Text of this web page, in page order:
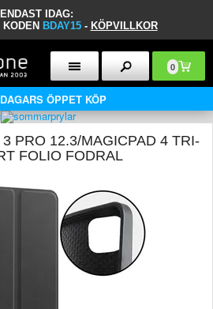
ENDAST IDAG:
BDAY15 - KÖPVILLKOR
0
ÖPPET KÖP
PRO 12.3/MAGICPAD 4 TRI-
FOLIO FODRAL